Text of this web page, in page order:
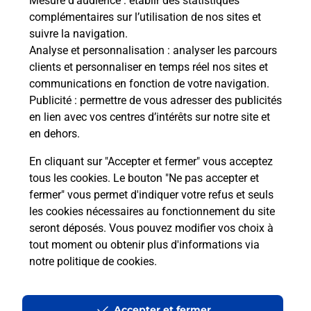
complémentaires sur l’utilisation de nos sites et
suivre la navigation.
Analyse et personnalisation : analyser les parcours
clients et personnaliser en temps réel nos sites et
communications en fonction de votre navigation.
Publicité : permettre de vous adresser des publicités
en lien avec vos centres d’intérêts sur notre site et
en dehors.
En cliquant sur "Accepter et fermer" vous acceptez
tous les cookies. Le bouton "Ne pas accepter et
fermer" vous permet d'indiquer votre refus et seuls
les cookies nécessaires au fonctionnement du site
seront déposés. Vous pouvez modifier vos choix à
tout moment ou obtenir plus d'informations via
notre politique de cookies.
Loir-et-Cher CHEMERY
Accessibilité : partiellement conforme